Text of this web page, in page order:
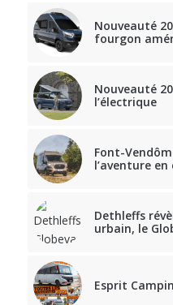
Nouveauté
fourgon
Nouveauté
l’électrique
Font-
l’aventure en
Dethleffs
urbain, le
Esprit